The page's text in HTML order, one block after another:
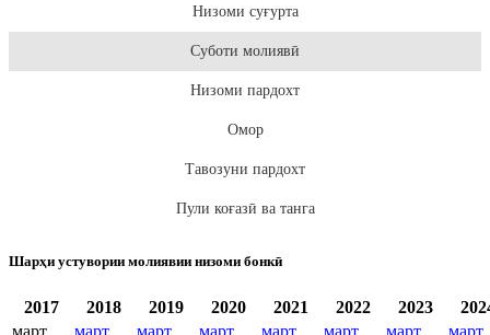
Низоми суғурта
Суботи молиявӣ
Низоми пардохт
Омор
Тавозуни пардохт
Пули коғазӣ ва танга
Шарҳи устувории молиявии низоми бонкӣ
2017 2018 2019 2020 2021 2022 2023